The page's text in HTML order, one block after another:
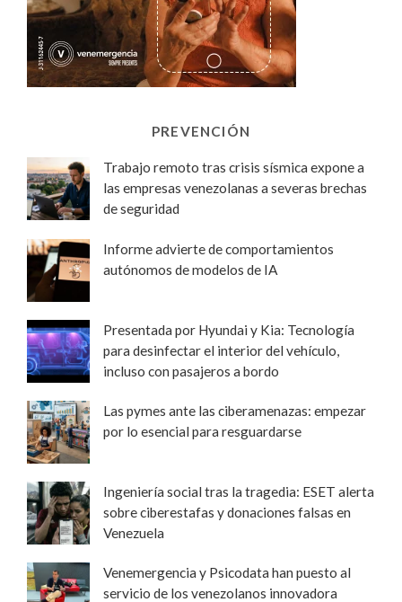
PREVENCIÓN
Trabajo remoto tras crisis sísmica expone a
las empresas venezolanas a severas brechas
de seguridad
Informe advierte de comportamientos
autónomos de modelos de IA
Presentada por Hyundai y Kia: Tecnología
para desinfectar el interior del vehículo,
incluso con pasajeros a bordo
Las pymes ante las ciberamenazas: empezar
por lo esencial para resguardarse
Ingeniería social tras la tragedia: ESET alerta
sobre ciberestafas y donaciones falsas en
Venezuela
Venemergencia y Psicodata han puesto al
servicio de los venezolanos innovadora